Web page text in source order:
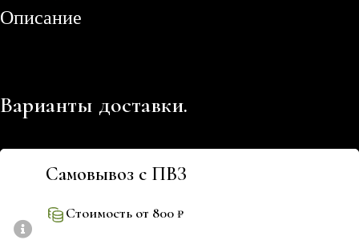
Описание
Варианты доставки.
Самовывоз с ПВЗ
Стоимость от 800 ₽